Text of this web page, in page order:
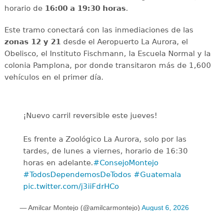
horario de 16:00 a 19:30 horas.
Este tramo conectará con las inmediaciones de las
zonas 12 y 21desde el Aeropuerto La Aurora, el
Obelisco, el Instituto Fischmann, la Escuela Normal y la
colonia Pamplona, por donde transitaron más de 1,600
vehículos en el primer día.
¡Nuevo carril reversible este jueves!
Es frente a Zoológico La Aurora, solo por las
tardes, de lunes a viernes, horario de 16:30
horas en adelante.#ConsejoMontejo
#TodosDependemosDeTodos #Guatemala
pic.twitter.com/j3iiFdrHCo
— Amilcar Montejo (@amilcarmontejo) August 6, 2026